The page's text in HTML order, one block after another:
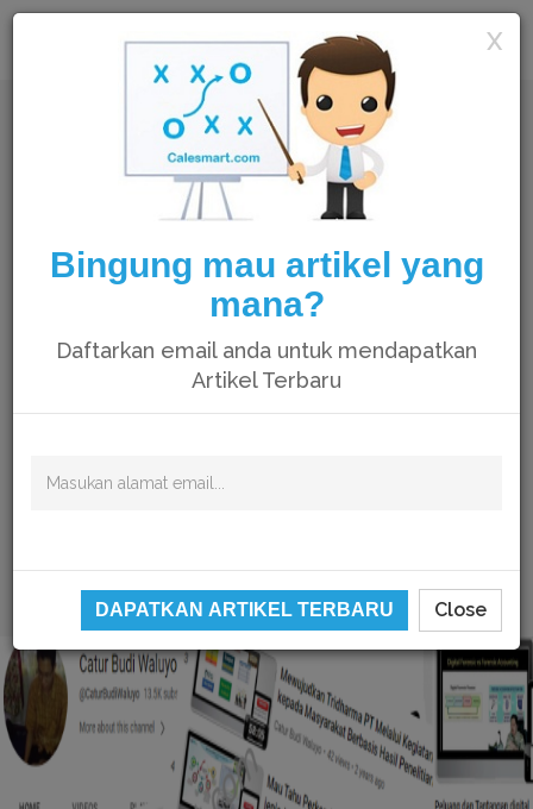
Calesmart X
Bingung mau artikel yang
mana?
Daftarkan email anda untuk mendapatkan
Artikel Terbaru
DAPATKAN ARTIKEL TERBARU Close